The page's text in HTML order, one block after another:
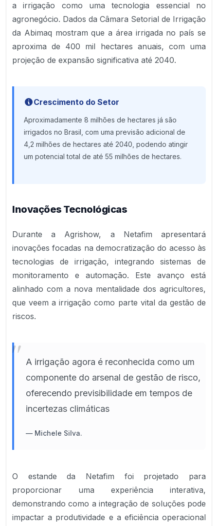
a irrigação como uma tecnologia essencial no
agronegócio. Dados da Câmara Setorial de Irrigação
da Abimaq mostram que a área irrigada no país se
aproxima de 400 mil hectares anuais, com uma
projeção de expansão significativa até 2040.
Crescimento do Setor
Aproximadamente 8 milhões de hectares já são
irrigados no Brasil, com uma previsão adicional de
4,2 milhões de hectares até 2040, podendo atingir
um potencial total de até 55 milhões de hectares.
Inovações Tecnológicas
Durante a Agrishow, a Netafim apresentará
inovações focadas na democratização do acesso às
tecnologias de irrigação, integrando sistemas de
monitoramento e automação. Este avanço está
alinhado com a nova mentalidade dos agricultores,
que veem a irrigação como parte vital da gestão de
riscos.
" A irrigação agora é reconhecida como um
componente do arsenal de gestão de risco,
oferecendo previsibilidade em tempos de
incertezas climáticas
— Michele Silva.
O estande da Netafim foi projetado para
proporcionar uma experiência interativa,
demonstrando como a integração de soluções pode
impactar a produtividade e a eficiência operacional